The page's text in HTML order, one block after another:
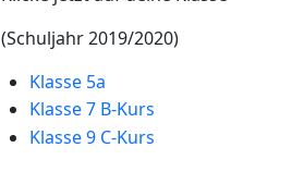
(Schuljahr 2019/2020)
Klasse 5a
Klasse 7 B-Kurs
Klasse 9 C-Kurs